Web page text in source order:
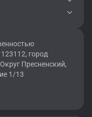
город
Пресненский,
1/13